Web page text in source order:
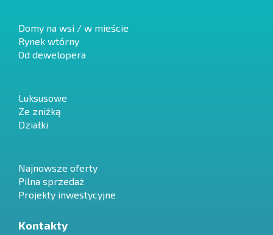
Domy na wsi / w mieście
Rynek wtórny
Od dewelopera
Luksusowe
Ze zniżką
Działki
Najnowsze oferty
Pilna sprzedaż
Projekty inwestycyjne
Kontakty